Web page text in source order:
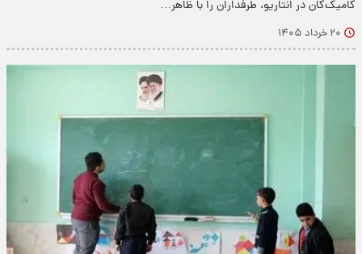
کامیک‌کان در انتاریو، طرفداران را با ظاهر…
۲۰ خرداد ۱۴۰۵